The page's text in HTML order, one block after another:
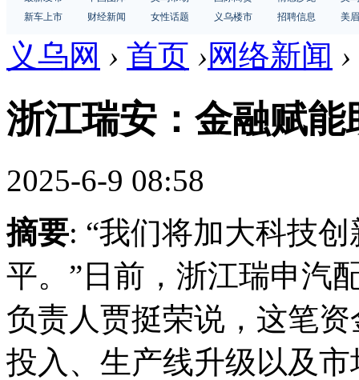
新车上市
财经新闻 女性话题 义乌楼市 招聘信息 美
义乌网 › 首页 ›网络新闻 ›
浙江瑞安：金融赋
2025-6-9 08:58
摘要: “我们将加大科技
平。”日前，浙江瑞申汽
负责人贾挺荣说，这笔
投入、生产线升级以及